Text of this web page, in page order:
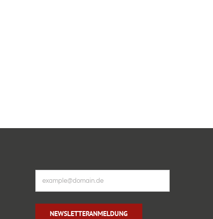
NEWSLETTERANMELDUNG